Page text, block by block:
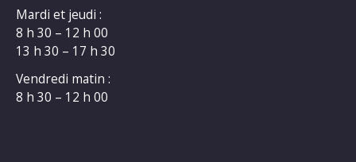
Mardi et jeudi :
8 h 30 – 12 h 00
13 h 30 – 17 h 30
Vendredi matin :
8 h 30 – 12 h 00